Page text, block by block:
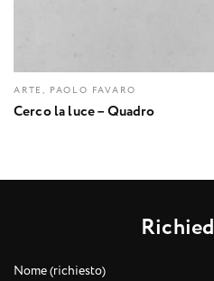
ARTE, PAOLO FAVARO
Cerco la luce – Quadro
Richied
Nome (richiesto)